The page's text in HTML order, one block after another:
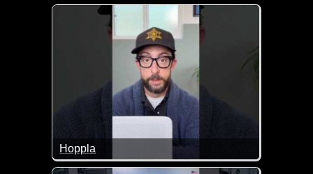
Ja, das ist schon ein bisschen gemein, dass
Hoppla
Zum Glück sind mir diese Missgeschicke noch nie